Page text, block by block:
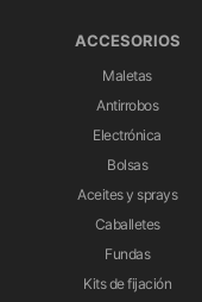
ACCESORIOS
Maletas
Antirrobos
Electrónica
Bolsas
Aceites y sprays
Caballetes
Fundas
Kits de fijación